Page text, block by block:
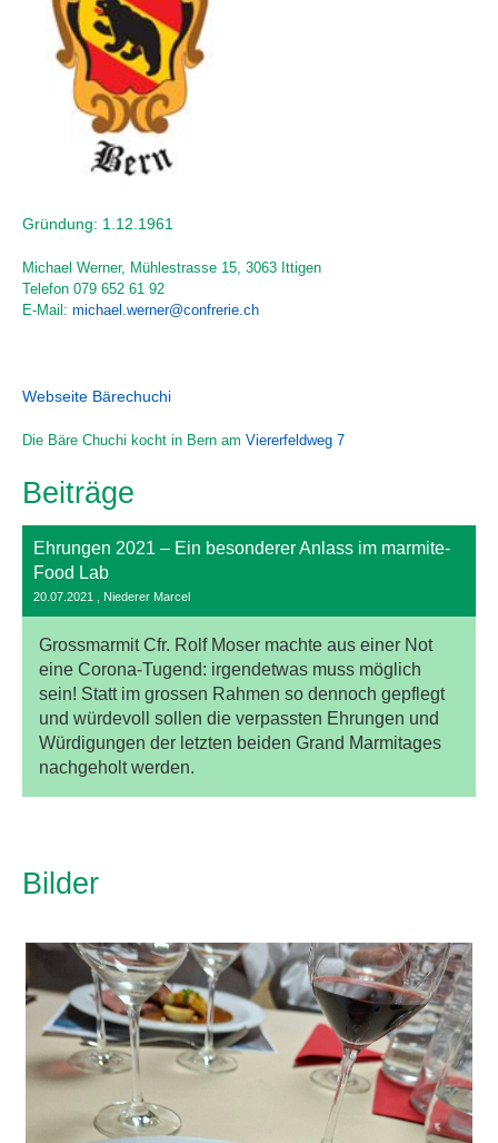
Gründung: 1.12.1961
Michael Werner, Mühlestrasse 15, 3063 Ittigen
Telefon 079 652 61 92
E-Mail: michael.werner@confrerie.ch
Webseite Bärechuchi
Die Bäre Chuchi kocht in Bern am Viererfeldweg 7
Beiträge
Ehrungen 2021 – Ein besonderer Anlass im marmite-
Food Lab
20.07.2021 , Niederer Marcel
Grossmarmit Cfr. Rolf Moser machte aus einer Not
eine Corona-Tugend: irgendetwas muss möglich
sein! Statt im grossen Rahmen so dennoch gepflegt
und würdevoll sollen die verpassten Ehrungen und
Würdigungen der letzten beiden Grand Marmitages
nachgeholt werden.
Bilder